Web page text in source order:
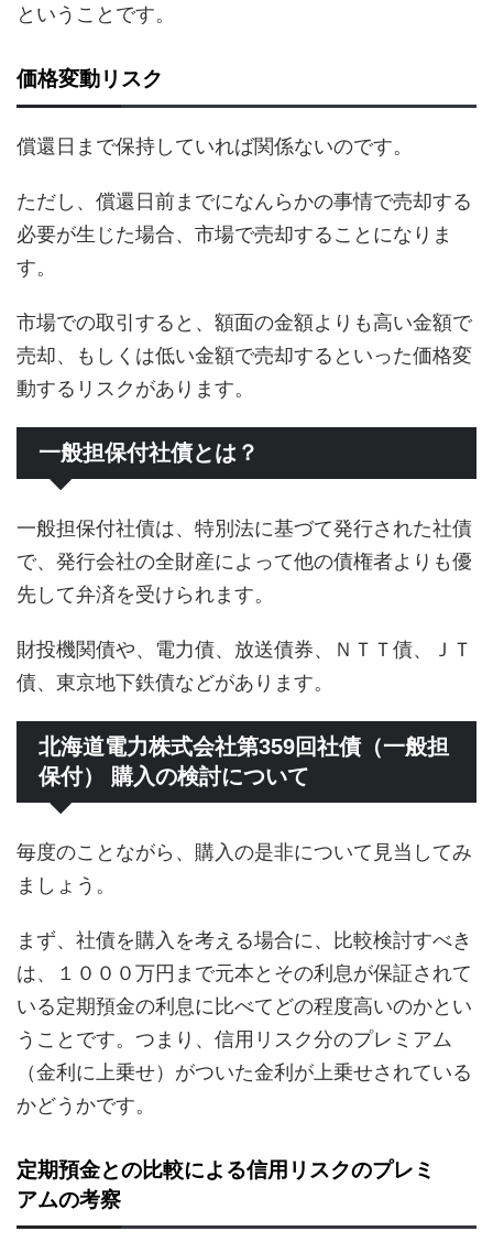
ということです。
価格変動リスク
償還日まで保持していれば関係ないのです。
ただし、償還日前までになんらかの事情で売却する
必要が生じた場合、市場で売却することになりま
す。
市場での取引すると、額面の金額よりも高い金額で
売却、もしくは低い金額で売却するといった価格変
動するリスクがあります。
一般担保付社債とは？
一般担保付社債は、特別法に基づて発行された社債
で、発行会社の全財産によって他の債権者よりも優
先して弁済を受けられます。
財投機関債や、電力債、放送債券、ＮＴＴ債、ＪＴ
債、東京地下鉄債などがあります。
北海道電力株式会社第359回社債（一般担
保付） 購入の検討について
毎度のことながら、購入の是非について見当してみ
ましょう。
まず、社債を購入を考える場合に、比較検討すべき
は、１０００万円まで元本とその利息が保証されて
いる定期預金の利息に比べてどの程度高いのかとい
うことです。つまり、信用リスク分のプレミアム
（金利に上乗せ）がついた金利が上乗せされている
かどうかです。
定期預金との比較による信用リスクのプレミ
アムの考察